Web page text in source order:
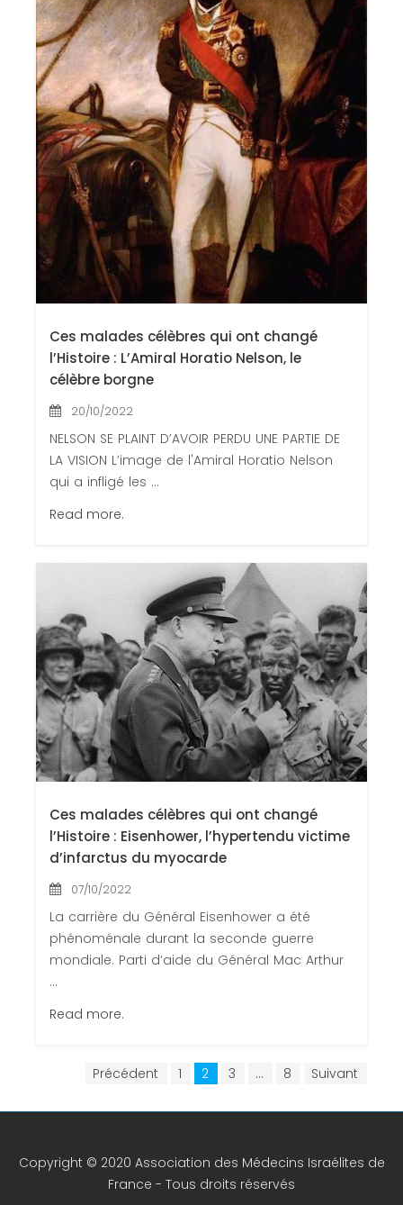
Ces malades célèbres qui ont changé
l’Histoire : L’Amiral Horatio Nelson, le
célèbre borgne
20/10/2022
NELSON SE PLAINT D’AVOIR PERDU UNE PARTIE DE
LA VISION L’image de l'Amiral Horatio Nelson
qui a infligé les ...
Read more.
Ces malades célèbres qui ont changé
l’Histoire : Eisenhower, l’hypertendu victime
d’infarctus du myocarde
07/10/2022
La carrière du Général Eisenhower a été
phénoménale durant la seconde guerre
mondiale. Parti d’aide du Général Mac Arthur
...
Read more.
Précédent 1 2 3 … 8 Suivant
Copyright © 2020 Association des Médecins Israélites de
France - Tous droits réservés